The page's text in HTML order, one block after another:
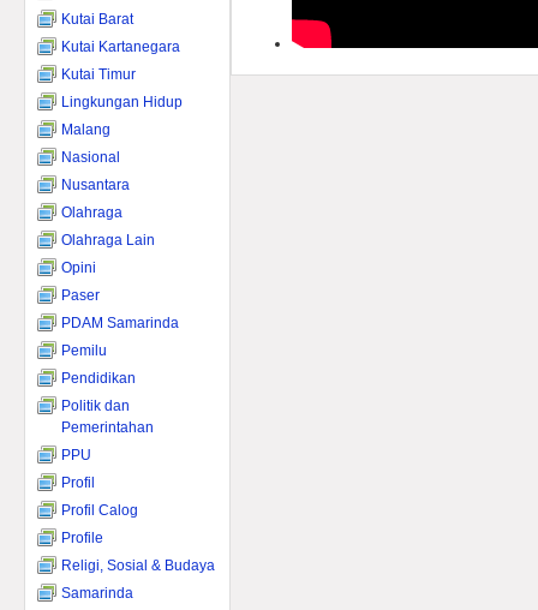
Kutai Barat
Kutai Kartanegara
Kutai Timur
Lingkungan Hidup
Malang
Nasional
Nusantara
Olahraga
Olahraga Lain
Opini
Paser
PDAM Samarinda
Pemilu
Pendidikan
Politik dan
Pemerintahan
PPU
Profil
Profil Calog
Profile
Religi, Sosial & Budaya
Samarinda